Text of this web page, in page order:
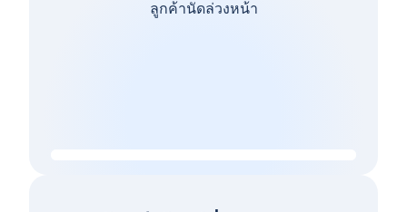
ลูกค้านัดล่วงหน้า